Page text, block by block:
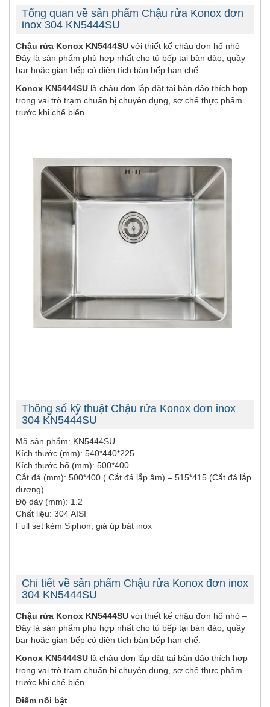
Tổng quan về sản phẩm Chậu rửa Konox đơn
inox 304 KN5444SU
Chậu rửa Konox KN5444SU với thiết kế chậu đơn hố nhỏ –
Đây là sản phẩm phù hợp nhất cho tủ bếp tại bàn đảo, quầy
bar hoặc gian bếp có diện tích bàn bếp hạn chế.
Konox KN5444SU là chậu đơn lắp đặt tại bàn đảo thích hợp
trong vai trò trạm chuẩn bị chuyên dụng, sơ chế thực phẩm
trước khi chế biến.
Thông số kỹ thuật Chậu rửa Konox đơn inox
304 KN5444SU
Mã sản phẩm: KN5444SU
Kích thước (mm): 540*440*225
Kích thước hố (mm): 500*400
Cắt đá (mm): 500*400 ( Cắt đá lắp âm) – 515*415 (Cắt đá lắp
dương)
Độ dày (mm): 1.2
Chất liệu: 304 AISI
Full set kèm Siphon, giá úp bát inox
Chi tiết về sản phẩm Chậu rửa Konox đơn inox
304 KN5444SU
Chậu rửa Konox KN5444SU với thiết kế chậu đơn hố nhỏ –
Đây là sản phẩm phù hợp nhất cho tủ bếp tại bàn đảo, quầy
bar hoặc gian bếp có diện tích bàn bếp hạn chế.
Konox KN5444SU là chậu đơn lắp đặt tại bàn đảo thích hợp
trong vai trò trạm chuẩn bị chuyên dụng, sơ chế thực phẩm
trước khi chế biến.
Điểm nổi bật